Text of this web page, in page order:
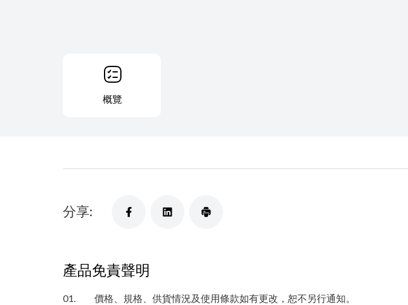
概覽
分享:
產品免責聲明
01. 價格、規格、供貨情況及使用條款如有更改，恕不另行通知。